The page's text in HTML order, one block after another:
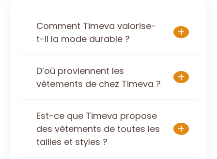
Comment Timeva valorise-
t-il la mode durable ?
+
D’où proviennent les
vêtements de chez Timeva ?
+
Est-ce que Timeva propose
des vêtements de toutes les
tailles et styles ?
+